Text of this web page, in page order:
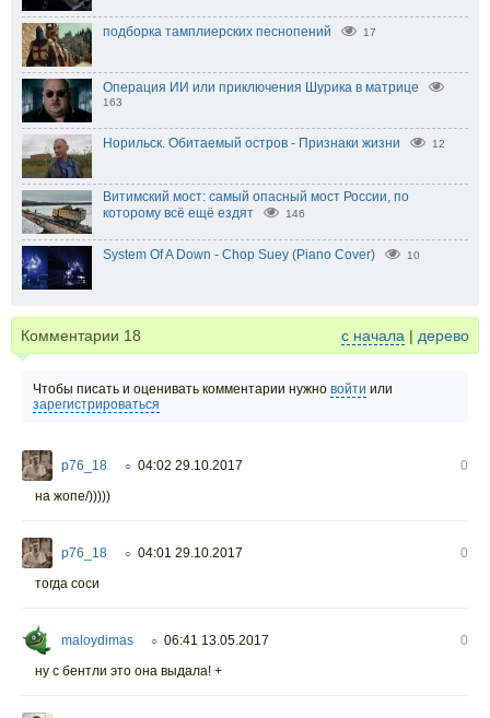
подборка тамплиерских песнопений 17
Операция ИИ или приключения Шурика в матрице
163
Норильск. Обитаемый остров - Признаки жизни 12
Витимский мост: самый опасный мост России, по
которому всё ещё ездят
146
System Of A Down - Chop Suey (Piano Cover) 10
Комментарии 18 с начала | дерево
Чтобы писать и оценивать комментарии нужно войти или
зарегистрироваться
p76_18 ○ 04:02 29.10.2017
0
на жопе/)))))
p76_18 ○ 04:01 29.10.2017
0
тогда соси
maloydimas ○ 06:41 13.05.2017
0
ну с бентли это она выдала! +